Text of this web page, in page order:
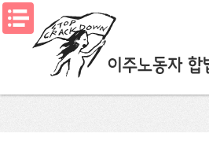
메뉴열기